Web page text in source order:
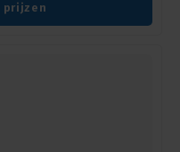
prijzen